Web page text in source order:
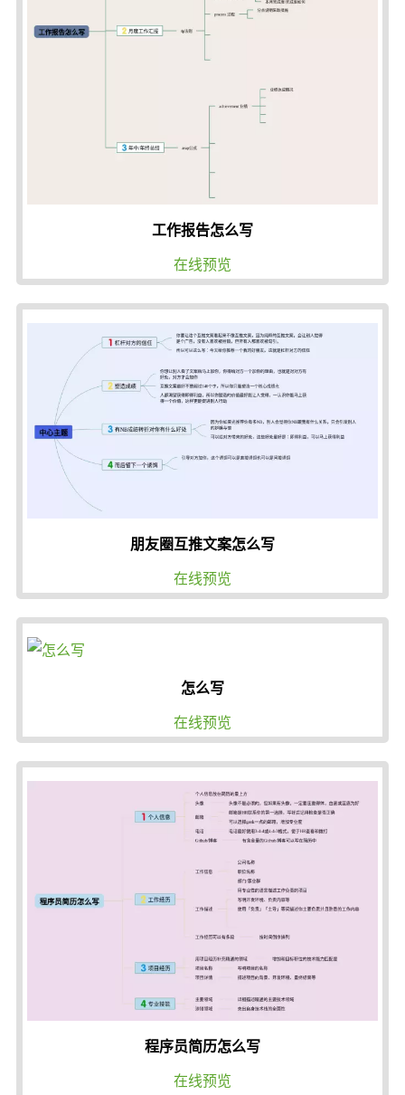
工作报告怎么写
在线预览
朋友圈互推文案怎么写
在线预览
怎么写
在线预览
程序员简历怎么写
在线预览